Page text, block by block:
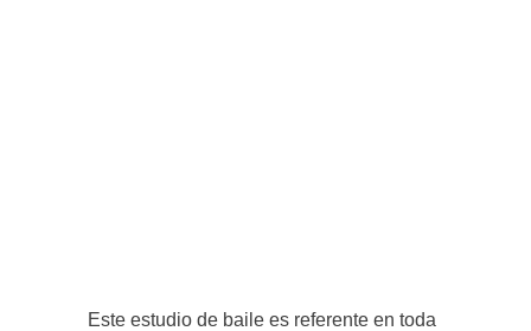
Este estudio de baile es referente en toda